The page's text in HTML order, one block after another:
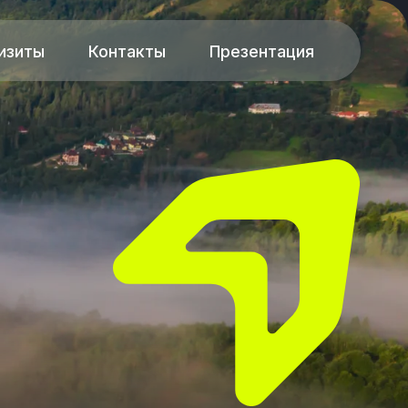
Презентация